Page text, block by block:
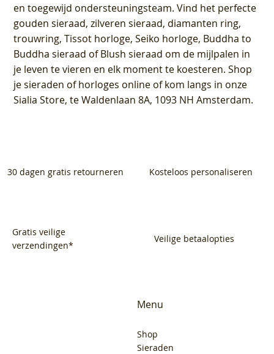
en toegewijd ondersteuningsteam. Vind het perfecte
gouden sieraad, zilveren sieraad, diamanten ring,
trouwring, Tissot horloge, Seiko horloge, Buddha to
Buddha sieraad of Blush sieraad om de mijlpalen in
je leven te vieren en elk moment te koesteren. Shop
je sieraden of horloges online of kom langs in onze
Sialia Store, te Waldenlaan 8A, 1093 NH Amsterdam.
30 dagen gratis retourneren Kosteloos personaliseren
Gratis veilige
verzendingen*
Veilige betaalopties
Menu
Shop
Sieraden